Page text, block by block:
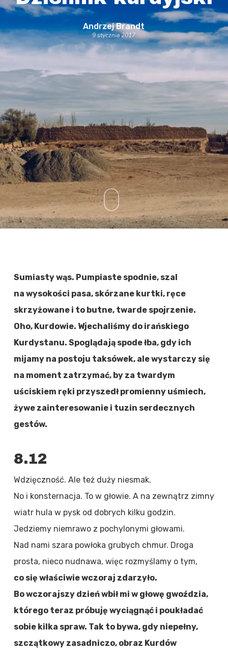
Andrzej Brandt
9 stycznia 2017
Sumiasty wąs. Pumpiaste spodnie, szal
na wysokości pasa, skórzane kurtki, ręce
skrzyżowane i to butne, twarde spojrzenie.
Oho, Kurdowie. Wjechaliśmy do irańskiego
Kurdystanu. Spoglądają spode łba, gdy ich
mijamy na postoju taksówek, ale wystarczy się
na moment zatrzymać, by za twardym
uściskiem ręki przyszedł promienny uśmiech,
żywe zainteresowanie i tuzin serdecznych
gestów.
8.12
Wdzięczność. Ale też duży niesmak.
No i konsternacja. To w głowie. A na zewnątrz zimny
wiatr hula w pysk od dobrych kilku godzin.
Jedziemy niemrawo z pochylonymi głowami.
Nad nami szara powłoka grubych chmur. Droga
prosta, nieco nudnawa, więc rozmyślamy o tym,
co się właściwie wczoraj zdarzyło.
Bo wczorajszy dzień wbił mi w głowę gwoździa,
którego teraz próbuję wyciągnąć i poukładać
sobie kilka spraw. Tak to bywa, gdy niepełny,
szczątkowy zasadniczo, obraz Kurdów